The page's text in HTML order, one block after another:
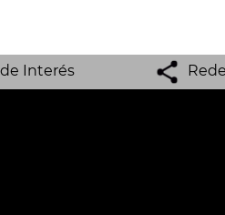
Interés